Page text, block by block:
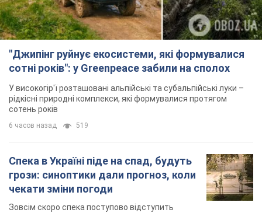
"Джипінг руйнує екосистеми, які формувалися
сотні років": у Greenpeace забили на сполох
У високогір'ї розташовані альпійські та субальпійські луки –
рідкісні природні комплекси, які формувалися протягом
сотень років
6 часов назад 519
Спека в Україні піде на спад, будуть
грози: синоптики дали прогноз, коли
чекати зміни погоди
Зовсім скоро спека поступово відступить